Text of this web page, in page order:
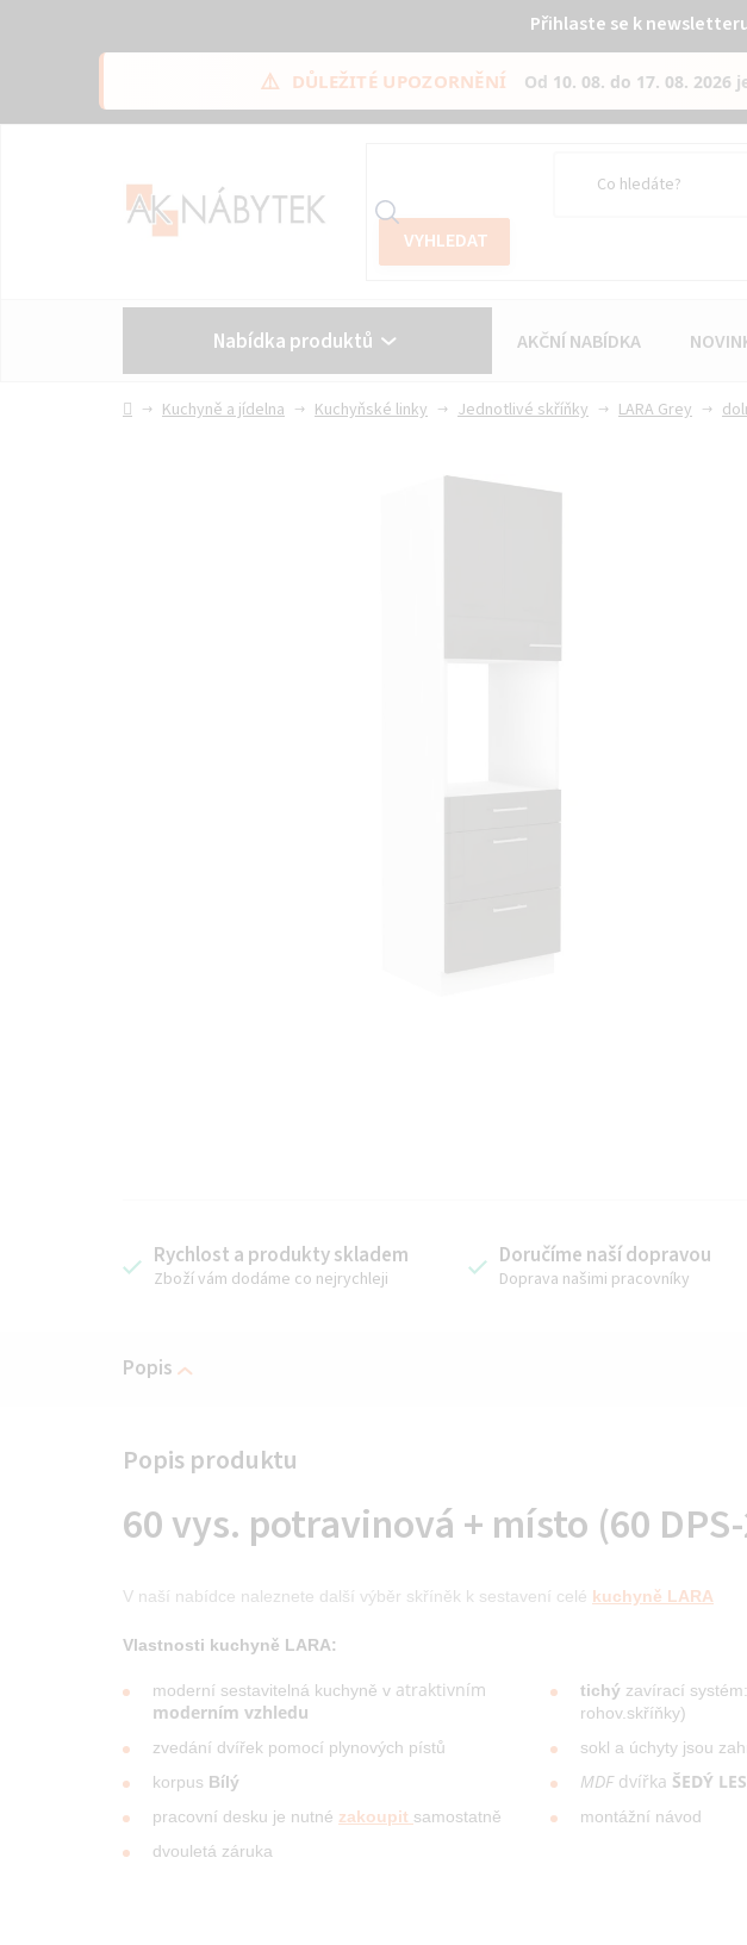
Přihlaste se k
⚠️ DŮLEŽITÉ UPOZORNĚNÍ Od 10. 08. do 17. 08. 2026
Nabídka produktů AKČNÍ NABÍDKA
Vše o nákupu Kontakt
DomůKuchyně a jídelna Kuchyňské linky Jednotlivé skříňky LARA Grey
Rychlost a produkty skladem
Zboží vám dodáme co nejrychleji
Doručíme naší dopravou
Doprava našimi pracovníky
Popis
60 vys. potravinová + místo (60 DPS-
V naší nabídce naleznete další výběr skříněk k sestavení celé kuchyně LARA
Vlastnosti kuchyně LARA:
moderní sestavitelná kuchyně v atraktivním
moderním vzhledu
tichý zavírací
rohov.skříňky)
zvedání dvířek pomocí plynových pístů
sokl a úchyty jsou
korpus Bílý MDFdvířka ŠEDÝ
pracovní desku je nutné zakoupit samostatně
montážní návod
dvouletá záruka